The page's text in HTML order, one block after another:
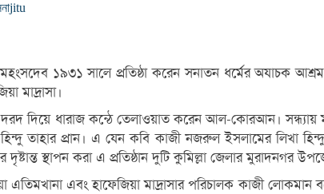
jitu
১৯৩১ সালে প্রতিষ্ঠা করেন সনাতন ধর্মের অযাচক
মাদ্রাসা।
দরদ দিয়ে ধারাজ কন্ঠে তেলাওয়াত করেন আল-কোরআন।
তাহার প্রান। এ যেন কবি কাজী নজরুল ইসলামের লিখা
স্থাপন করা এ প্রতিষ্ঠান দুটি কুমিল্লা জেলার মুরাদনগর
এবং হাফেজিয়া মাদ্রাসার পরিচালক কাজী লোকমান